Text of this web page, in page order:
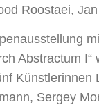
Roostaei,
Abstractum I“
Künstlerinnen
Sergey